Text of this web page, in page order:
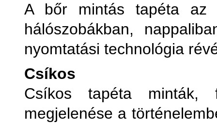
A bőr mintás tapéta az
hálószobákban,
nyomtatási technológia
Csíkos
Csíkos tapéta minták,
megjelenése a